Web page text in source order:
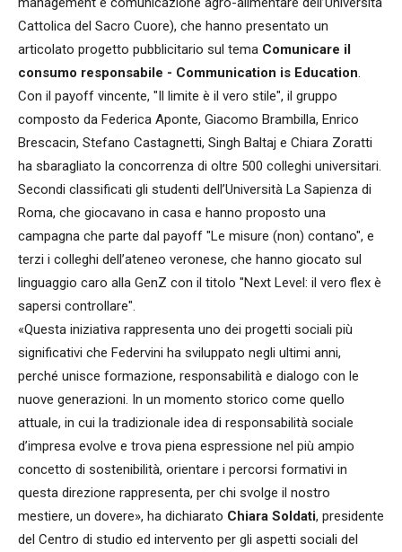
Cattolica del Sacro Cuore), che hanno presentato un
articolato progetto pubblicitario sul tema Comunicare il
consumo responsabile - Communication is Education.
Con il payoff vincente, "Il limite è il vero stile", il gruppo
composto da Federica Aponte, Giacomo Brambilla, Enrico
Brescacin, Stefano Castagnetti, Singh Baltaj e Chiara Zoratti
ha sbaragliato la concorrenza di oltre 500 colleghi universitari.
Secondi classificati gli studenti dell’Università La Sapienza di
Roma, che giocavano in casa e hanno proposto una
campagna che parte dal payoff "Le misure (non) contano", e
terzi i colleghi dell’ateneo veronese, che hanno giocato sul
linguaggio caro alla GenZ con il titolo "Next Level: il vero flex è
sapersi controllare".
«Questa iniziativa rappresenta uno dei progetti sociali più
significativi che Federvini ha sviluppato negli ultimi anni,
perché unisce formazione, responsabilità e dialogo con le
nuove generazioni. In un momento storico come quello
attuale, in cui la tradizionale idea di responsabilità sociale
d’impresa evolve e trova piena espressione nel più ampio
concetto di sostenibilità, orientare i percorsi formativi in
questa direzione rappresenta, per chi svolge il nostro
mestiere, un dovere», ha dichiarato Chiara Soldati, presidente
del Centro di studio ed intervento per gli aspetti sociali del